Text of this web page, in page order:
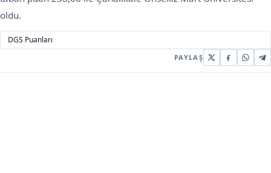
oldu.
DGS Puanları
PAYLAŞ